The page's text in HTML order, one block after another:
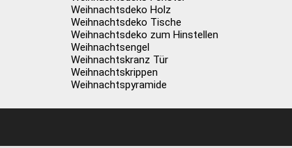
Weihnachtsdeko Holz
Weihnachtsdeko Tische
Weihnachtsdeko zum Hinstellen
Weihnachtsengel
Weihnachtskranz Tür
Weihnachtskrippen
Weihnachtspyramide